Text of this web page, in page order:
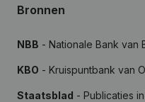
Bronnen
NBB - Nationale Bank van
KBO - Kruispuntbank van
Staatsblad - Publicaties